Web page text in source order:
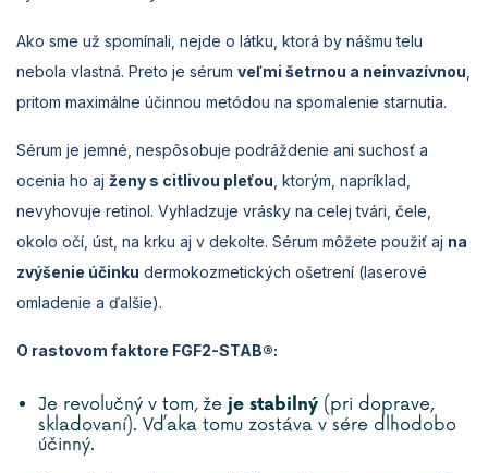
Ako sme už spomínali, nejde o látku, ktorá by nášmu telu
nebola vlastná. Preto je sérum veľmi šetrnou a neinvazívnou
pritom maximálne účinnou metódou na spomalenie starnutia.
Sérum je jemné, nespôsobuje podráždenie ani suchosť a
ocenia ho aj ženy s citlivou pleťou , ktorým, napríklad,
nevyhovuje retinol. Vyhladzuje vrásky na celej tvári, čele,
okolo očí, úst, na krku aj v dekolte. Sérum môžete použiť aj na
zvýšenie účinku dermokozmetických ošetrení (laserové
omladenie a ďalšie).
O rastovom faktore FGF2-STAB®:
Je revolučný v tom, že je stabilný (pri doprave,
skladovaní). Vďaka tomu zostáva v sére dlhodobo
účinný.